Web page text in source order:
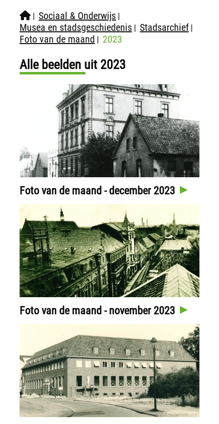
| Sociaal & Onderwijs |
Musea en stadsgeschiedenis | Stadsarchief |
Foto van de maand | 2023
Alle beelden uit 2023
Foto van de maand - december 2023
Foto van de maand - november 2023